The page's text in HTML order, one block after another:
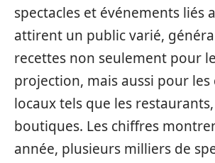
spectacles et événements liés
attirent un public varié,
recettes non seulement pour
projection, mais aussi pour les
locaux tels que les
boutiques. Les chiffres
année, plusieurs milliers de